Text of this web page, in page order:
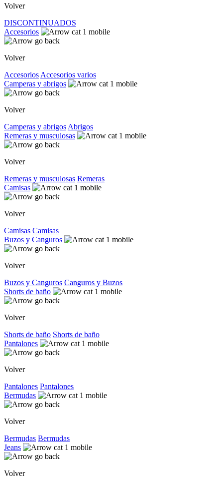
Volver
DISCONTINUADOS
Accesorios
Volver
Accesorios Accesorios varios
Camperas y abrigos
Volver
Camperas y abrigos Abrigos
Remeras y musculosas
Volver
Remeras y musculosas Remeras
Camisas
Volver
Camisas Camisas
Buzos y Canguros
Volver
Buzos y Canguros Canguros y Buzos
Shorts de baño
Volver
Shorts de baño Shorts de baño
Pantalones
Volver
Pantalones Pantalones
Bermudas
Volver
Bermudas Bermudas
Jeans
Volver